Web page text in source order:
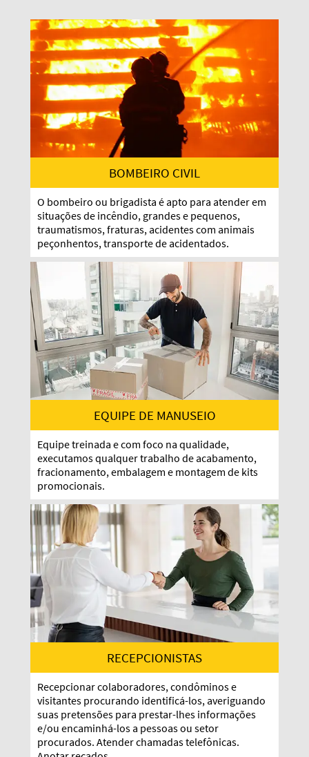
BOMBEIRO CIVIL
O bombeiro ou brigadista é apto para atender em
situações de incêndio, grandes e pequenos,
traumatismos, fraturas, acidentes com animais
peçonhentos, transporte de acidentados.
EQUIPE DE MANUSEIO
Equipe treinada e com foco na qualidade,
executamos qualquer trabalho de acabamento,
fracionamento, embalagem e montagem de kits
promocionais.
RECEPCIONISTAS
Recepcionar colaboradores, condôminos e
visitantes procurando identificá-los, averiguando
suas pretensões para prestar-lhes informações
e/ou encaminhá-los a pessoas ou setor
procurados. Atender chamadas telefônicas.